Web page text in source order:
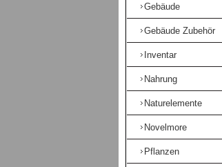
Gebäude
Gebäude Zubehör
Inventar
Nahrung
Naturelemente
Novelmore
Pflanzen